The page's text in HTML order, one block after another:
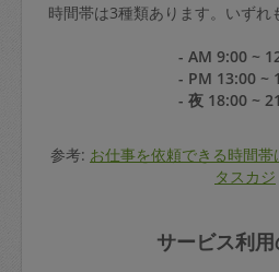
時間帯は3種類あります。いずれ
- AM 9:00 ~
- PM 13:00 ~
- 夜 18:00 ~
参考: お仕事を依頼できる時間
タスカジ
サービス利